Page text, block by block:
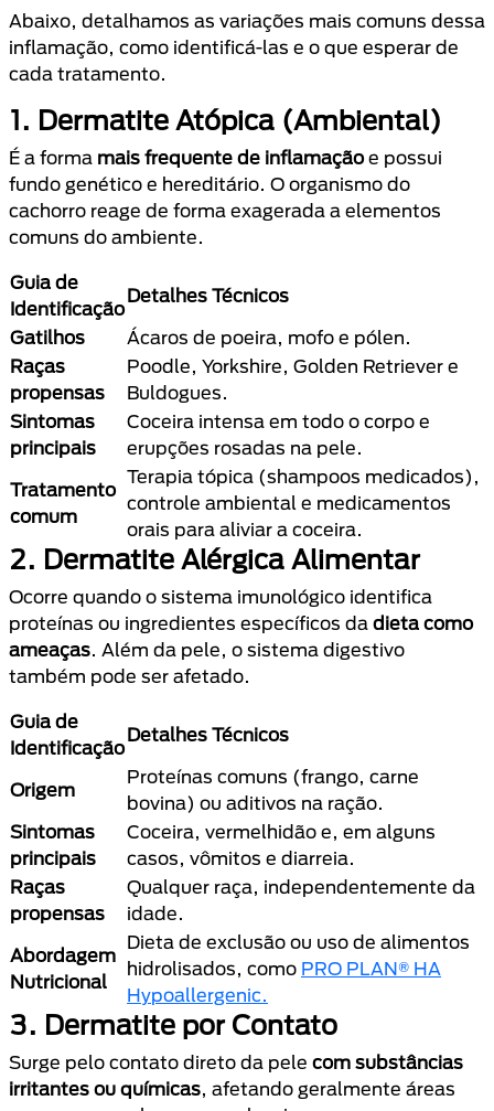
Abaixo, detalhamos as variações mais comuns dessa
inflamação, como identificá-las e o que esperar de
cada tratamento.
1. Dermatite Atópica (Ambiental)
É a forma mais frequente de inflamaçãoe possui
fundo genético e hereditário. O organismo do
cachorro reage de forma exagerada a elementos
comuns do ambiente.
Guia de
Identificação
Detalhes Técnicos
Gatilhos
Ácaros de poeira, mofo e pólen.
Raças
propensas
Poodle, Yorkshire, Golden Retriever e
Buldogues.
Sintomas
principais
Coceira intensa em todo o corpo e
erupções rosadas na pele.
Tratamento
comum
Terapia tópica (shampoos medicados),
controle ambiental e medicamentos
orais para aliviar a coceira.
2. Dermatite Alérgica Alimentar
Ocorre quando o sistema imunológico identifica
proteínas ou ingredientes específicos da dieta como
ameaças. Além da pele, o sistema digestivo
também pode ser afetado.
Guia de
Identificação
Detalhes Técnicos
Origem
Proteínas comuns (frango, carne
bovina) ou aditivos na ração.
Sintomas
principais
Coceira, vermelhidão e, em alguns
casos, vômitos e diarreia.
Raças
propensas
Qualquer raça, independentemente da
idade.
Abordagem
Nutricional
Dieta de exclusão ou uso de alimentos
hidrolisados, como PRO PLAN® HA
Hypoallergenic.
3. Dermatite por Contato
Surge pelo contato direto da pele com substâncias
irritantes ou químicas, afetando geralmente áreas